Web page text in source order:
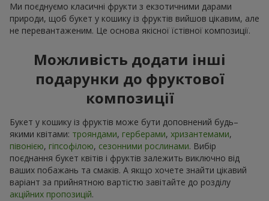
Ми поєднуємо класичні фрукти з екзотичними дарами
природи, щоб букет у кошику із фруктів вийшов цікавим, але
не перевантаженим. Це основа якісної їстівної композиції.
Можливість додати інші
подарунки до фруктової
композиції
Букет у кошику із фруктів може бути доповнений будь–
якими квітами: трояндами, герберами, хризантемами,
півонією, гіпсофілою, сезонними рослинами. Вибір
поєднання букет квітів і фруктів залежить виключно від
ваших побажань та смаків. А якщо хочете знайти цікавий
варіант за прийнятною вартістю завітайте до розділу
акційних пропозицій.